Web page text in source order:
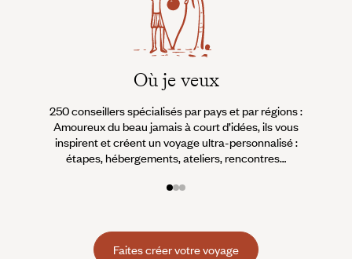
Où je veux
250 conseillers spécialisés par pays et par régions :
Amoureux du beau jamais à court d’idées, ils vous
inspirent et créent un voyage ultra-personnalisé :
étapes, hébergements, ateliers, rencontres…
Faites créer votre voyage